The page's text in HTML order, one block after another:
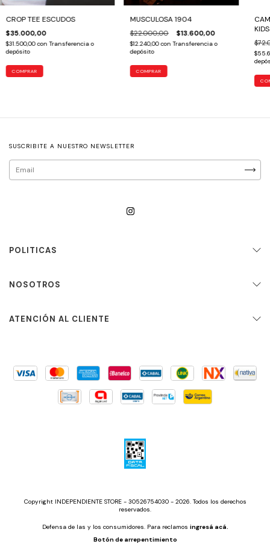
CROP TEE ESCUDOS
$35.000,00
$31.500,00con Transferencia o
depósito
COMPRAR
MUSCULOSA 1904
$22.000,00 $13.600,00
$12.240,00con Transferencia o
depósito
COMPRAR
KIDS
SUSCRIBITE A NUESTRO NEWSLETTER
POLITICAS
NOSOTROS
ATENCIÓN AL CLIENTE
Copyright INDEPENDIENTE STORE - 30526754030 - 2026. Todos los derechos
reservados.
Defensa de las y los consumidores. Para reclamos ingresá acá.
Botón de arrepentimiento